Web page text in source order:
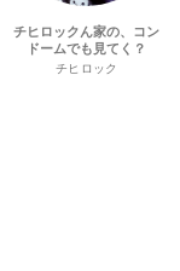
チヒロックん家の、コン
ドームでも見てく？
チヒロック